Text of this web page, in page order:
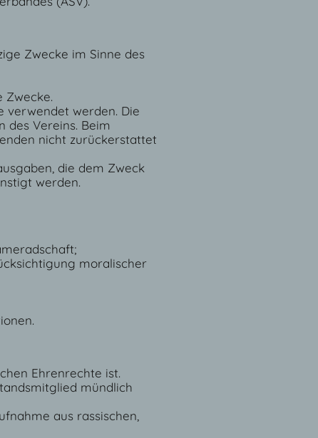
Zwecke im Sinne des
Zwecke.
verwendet werden. Die
des Vereins. Beim
nicht zurückerstattet
die dem Zweck
werden.
moralischer
Ehrenrechte ist.
mündlich
aus rassischen,